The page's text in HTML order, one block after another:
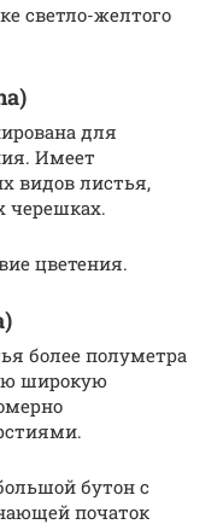
светло-желтого
для
Имеет
видов листья,
черешках.
цветения.
более полуметра
широкую
бутон с
початок